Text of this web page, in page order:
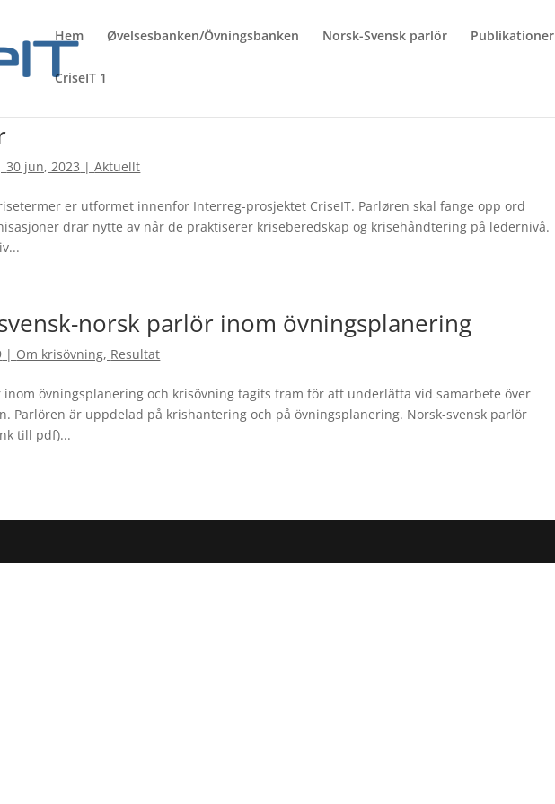
Hem Øvelsesbanken/Övningsbanken Norsk-Svensk parlör Publikationer
CriseIT 1
30 jun, 2023 |Aktuellt
er utformet innenfor Interreg-prosjektet CriseIT. Parløren skal fange opp ord
drar nytte av når de praktiserer kriseberedskap og krisehåndtering på ledernivå.
norsk parlör inom övningsplanering
| Om krisövning, Resultat
inom övningsplanering och krisövning tagits fram för att underlätta vid samarbete över
Parlören är uppdelad på krishantering och på övningsplanering. Norsk-svensk parlör
till pdf)...